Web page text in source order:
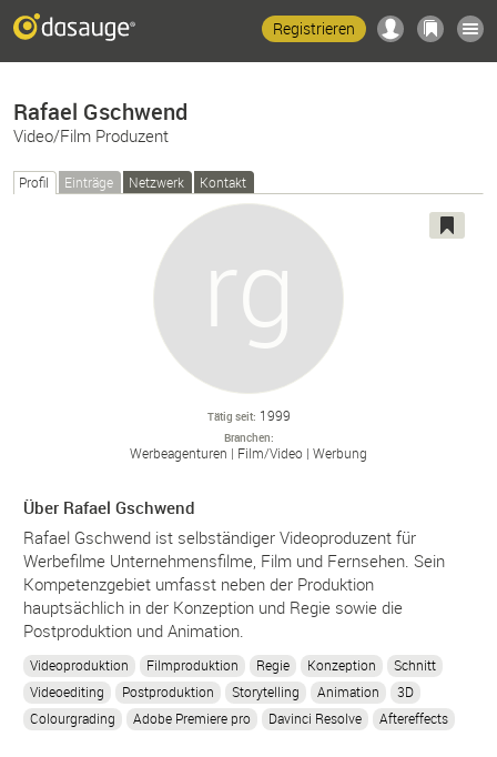
Registrieren
Rafael Gschwend
Video/Film Produzent
Profil Einträge Netzwerk Kontakt
Tätig seit 1999
Branchen
Werbeagenturen Film/Video Werbung
Über Rafael Gschwend
Rafael Gschwend ist selbständiger Videoproduzent für
Werbefilme Unternehmensfilme, Film und Fernsehen. Sein
Kompetenzgebiet umfasst neben der Produktion
hauptsächlich in der Konzeption und Regie sowie die
Postproduktion und Animation.
Videoproduktion Filmproduktion Regie Konzeption
Schnitt
Videoediting
Postproduktion Storytelling Animation
3D
Colourgrading
Adobe Premiere pro Davinci Resolve Aftereffects